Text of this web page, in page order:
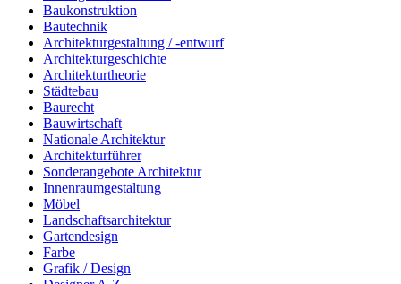
Baukonstruktion
Bautechnik
Architekturgestaltung / -entwurf
Architekturgeschichte
Architekturtheorie
Städtebau
Baurecht
Bauwirtschaft
Nationale Architektur
Architekturführer
Sonderangebote Architektur
Innenraumgestaltung
Möbel
Landschaftsarchitektur
Gartendesign
Farbe
Grafik / Design